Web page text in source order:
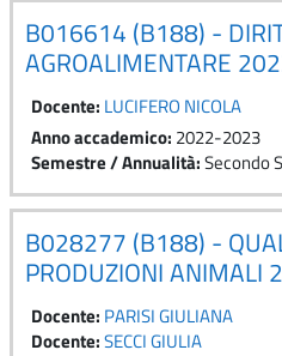
B016614 (B188) -
AGROALIMENTARE
Docente: LUCIFERO NICOLA
Anno accademico: 2022-2023
Semestre / Annualità:Secondo
B028277 (B188) -
PRODUZIONI
Docente: PARISI GIULIANA
Docente:SECCI GIULIA